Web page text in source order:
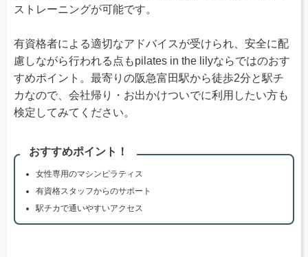
ストレーニングが可能です。
有資格者による適切なアドバイスが受けられ、安全に配
慮しながら行われる点もpilates in the lilyならではのおす
すめポイント。最寄りの阪急富田駅から徒歩2分と駅チ
カなので、会社帰り・お出かけついでに利用したい方も
検定してみてください。
おすすめポイント！
女性専用のマシンピラティス
有資格スタッフからのサポート
駅チカで通いやすいアクセス